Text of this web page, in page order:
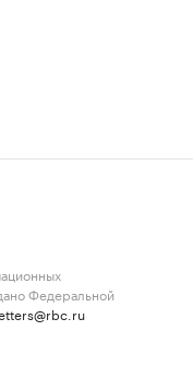
Федеральной